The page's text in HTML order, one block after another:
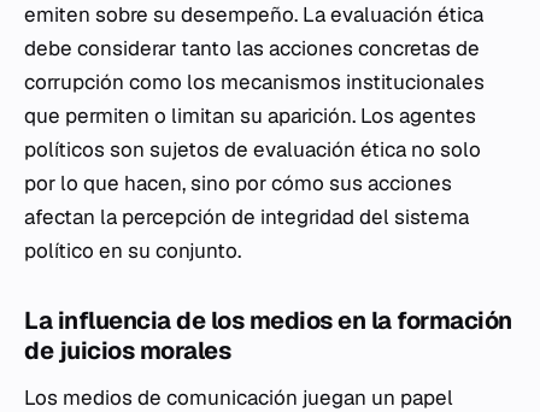
emiten sobre su desempeño. La evaluación ética
debe considerar tanto las acciones concretas de
corrupción como los mecanismos institucionales
que permiten o limitan su aparición. Los agentes
políticos son sujetos de evaluación ética no solo
por lo que hacen, sino por cómo sus acciones
afectan la percepción de integridad del sistema
político en su conjunto.
La influencia de los medios en la formación
de juicios morales
Los medios de comunicación juegan un papel